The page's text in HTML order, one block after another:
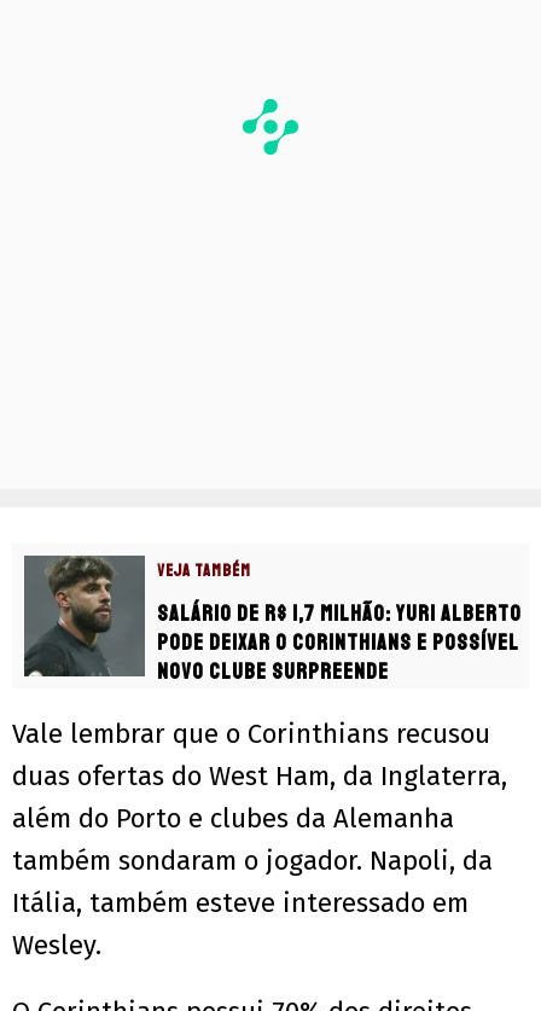
VEJA TAMBÉM
Salário de R$ 1,7 milhão: Yuri Alberto
pode deixar o Corinthians e possível
novo clube surpreende
Vale lembrar que o Corinthians recusou
duas ofertas do West Ham, da Inglaterra,
além do Porto e clubes da Alemanha
também sondaram o jogador. Napoli, da
Itália, também esteve interessado em
Wesley.